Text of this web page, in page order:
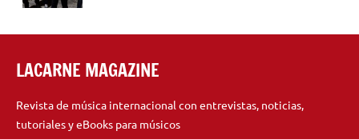
LACARNE MAGAZINE
Revista de música internacional con entrevistas, noticias,
tutoriales y eBooks para músicos